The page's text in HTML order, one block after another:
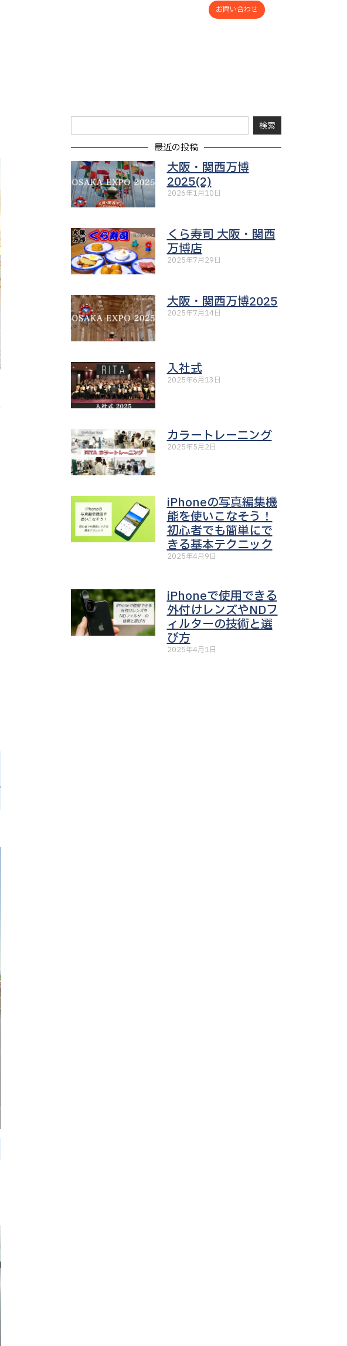
お問い合わせ
検索
最近の投稿
大阪・関西万博
2025(2)
2026年1月10日
くら寿司 大阪・関西
万博店
2025年7月29日
大阪・関西万博2025
2025年7月14日
入社式
2025年6月13日
カラートレーニング
2025年5月2日
iPhoneの写真編集機
能を使いこなそう！
初心者でも簡単にで
きる基本テクニック
2025年4月9日
iPhoneで使用できる
外付けレンズやNDフ
ィルターの技術と選
び方
2025年4月1日